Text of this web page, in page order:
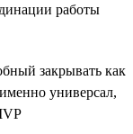
работы
закрывать как
универсал,